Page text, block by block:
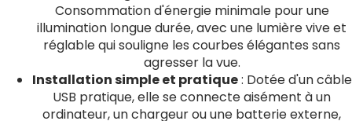
Consommation d'énergie minimale pour une
illumination longue durée, avec une lumière vive et
réglable qui souligne les courbes élégantes sans
agresser la vue.
Installation simple et pratique: Dotée d'un câble
USB pratique, elle se connecte aisément à un
ordinateur, un chargeur ou une batterie externe,